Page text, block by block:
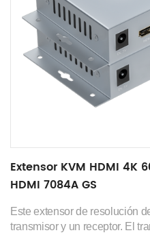
Extensor KVM HDMI 4K
HDMI 7084A GS
Este extensor de resolución
transmisor y un receptor. El